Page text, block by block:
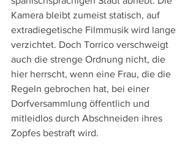
Kamera bleibt zumeist statisch, auf
extradiegetische Filmmusik wird lange
verzichtet. Doch Torrico verschweigt
auch die strenge Ordnung nicht, die
hier herrscht, wenn eine Frau, die die
Regeln gebrochen hat, bei einer
Dorfversammlung öffentlich und
mitleidlos durch Abschneiden ihres
Zopfes bestraft wird.